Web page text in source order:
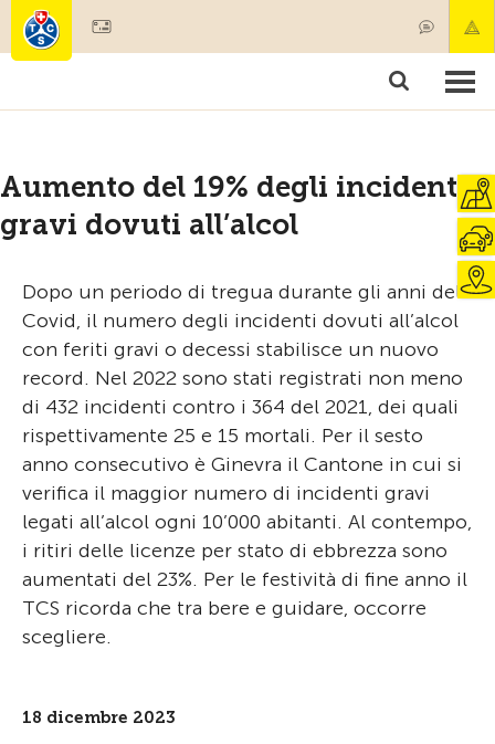
Societariato & prestazioni
Aumento del 19% degli incidenti
gravi dovuti all’alcol
Dopo un periodo di tregua durante gli anni del
Covid, il numero degli incidenti dovuti all’alcol
con feriti gravi o decessi stabilisce un nuovo
record. Nel 2022 sono stati registrati non meno
di 432 incidenti contro i 364 del 2021, dei quali
rispettivamente 25 e 15 mortali. Per il sesto
anno consecutivo è Ginevra il Cantone in cui si
verifica il maggior numero di incidenti gravi
legati all’alcol ogni 10’000 abitanti. Al contempo,
i ritiri delle licenze per stato di ebbrezza sono
aumentati del 23%. Per le festività di fine anno il
TCS ricorda che tra bere e guidare, occorre
scegliere.
18 dicembre 2023